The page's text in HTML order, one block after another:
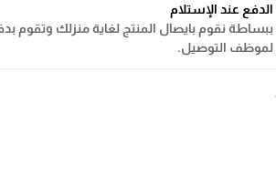
الدفع عند الإستلام
ببساطة نقوم بايصال المنتج لغاية منزلك وتقوم
لموظف التوصيل.